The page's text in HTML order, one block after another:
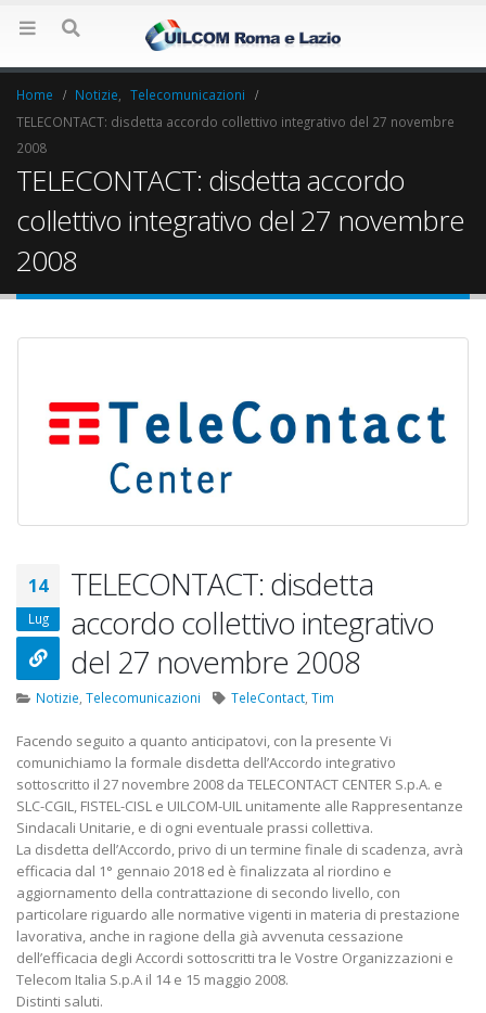
Home Notizie, Telecomunicazioni
TELECONTACT: disdetta accordo collettivo integrativo del 27 novembre
2008
TELECONTACT: disdetta accordo
collettivo integrativo del 27 novembre
2008
14
Lug
TELECONTACT: disdetta
accordo collettivo integrativo
del 27 novembre 2008
Notizie Telecomunicazioni TeleContact ,Tim
Facendo seguito a quanto anticipatovi, con la presente Vi
comunichiamo la formale disdetta dell’Accordo integrativo
sottoscritto il 27 novembre 2008 da TELECONTACT CENTER S.p.A. e
SLC-CGIL, FISTEL-CISL e UILCOM-UIL unitamente alle Rappresentanze
Sindacali Unitarie, e di ogni eventuale prassi collettiva.
La disdetta dell’Accordo, privo di un termine finale di scadenza, avrà
efficacia dal 1° gennaio 2018 ed è finalizzata al riordino e
aggiornamento della contrattazione di secondo livello, con
particolare riguardo alle normative vigenti in materia di prestazione
lavorativa, anche in ragione della già avvenuta cessazione
dell’efficacia degli Accordi sottoscritti tra le Vostre Organizzazioni e
Telecom Italia S.p.A il 14 e 15 maggio 2008.
Distinti saluti.
Elezioni RSU La7
17 Giugno 2022
R.T.I.
16 Giugno 2022
Convenzione Armonia
Centro Estetico
20 Gennaio 2022
Elezioni RSU